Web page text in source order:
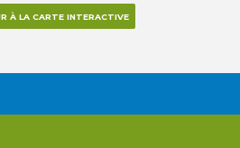
À LA CARTE INTERACTIVE